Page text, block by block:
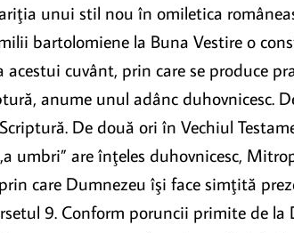
unui stil nou în omiletica
bartolomiene la Buna Vestire o
cuvânt, prin care se produce
anume unul adânc duhovnicesc.
De două ori în Vechiul
umbri” are înţeles duhovnicesc,
care Dumnezeu îşi face simţită
9. Conform poruncii primite de